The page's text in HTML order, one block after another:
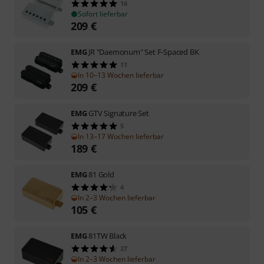
16
Sofort lieferbar
209 €
EMGJR "Daemonum" Set F-Spaced BK
11
In 10–13 Wochen lieferbar
209 €
EMGGTV Signature Set
5
In 13–17 Wochen lieferbar
189 €
EMG81 Gold
4
In 2–3 Wochen lieferbar
105 €
EMG81TW Black
37
In 2–3 Wochen lieferbar